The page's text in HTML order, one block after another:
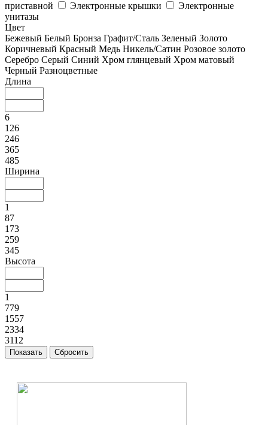
приставной
Электронные крышки
Электронные
унитазы
Цвет
Бежевый Белый Бронза Графит/Сталь Зеленый Золото
Коричневый Красный Медь Никель/Сатин Розовое золото
Серебро Серый Синий Хром глянцевый Хром матовый
Черный Разноцветные
Длина
6
126
246
365
485
Ширина
1
87
173
259
345
Высота
1
779
1557
2334
3112